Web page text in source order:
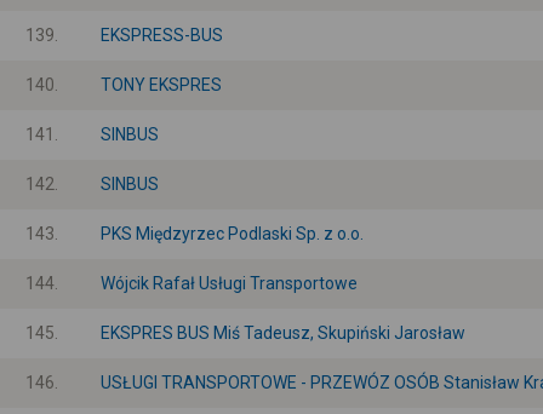
139. EKSPRESS-BUS
140. TONY EKSPRES
141. SINBUS
142. SINBUS
143. PKS Międzyrzec Podlaski Sp. z o.o.
144. Wójcik Rafał Usługi Transportowe
145. EKSPRES BUS Miś Tadeusz, Skupiński Jarosław
146. USŁUGI TRANSPORTOWE - PRZEWÓZ OSÓB Stanisław